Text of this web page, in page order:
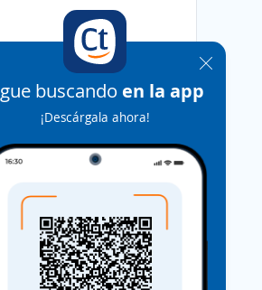
buscando en la app
¡Descárgala ahora!